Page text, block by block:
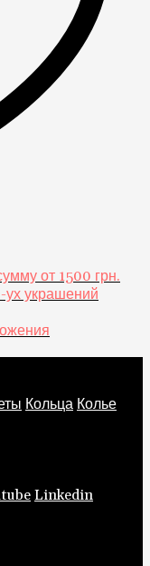
от 1500 грн.
ух украшений
Кольца Колье
Linkedin